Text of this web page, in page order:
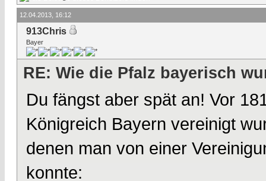
12.04.2013, 16:12
913Chris
Bayer
RE: Wie die Pfalz bayerisch
Du fängst aber spät an! Vor
Königreich Bayern vereinigt
denen man von einer
konnte: